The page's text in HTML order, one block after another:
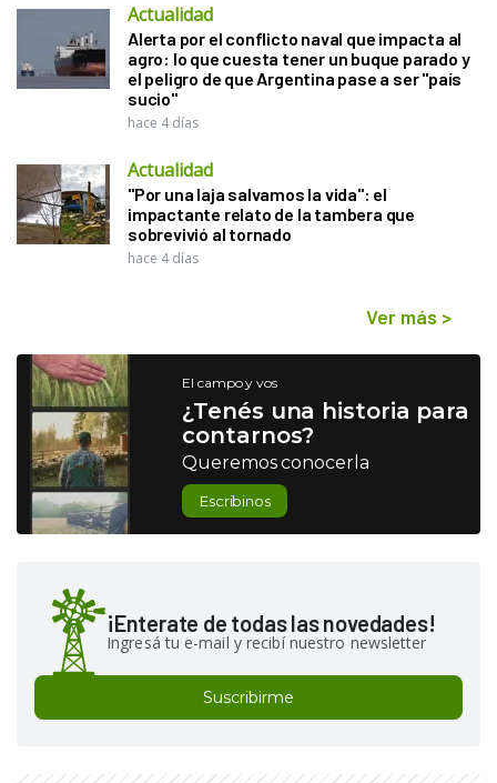
Actualidad
Alerta por el conflicto naval que impacta al
agro: lo que cuesta tener un buque parado y
el peligro de que Argentina pase a ser "país
sucio"
hace 4 días
Actualidad
"Por una laja salvamos la vida": el
impactante relato de la tambera que
sobrevivió al tornado
hace 4 días
Ver más >
El campo y vos
¿Tenés una historia para
contarnos?
Queremos conocerla
Escribinos
¡Enterate de todas las novedades!
Ingresá tu e-mail y recibí nuestro newsletter
Suscribirme